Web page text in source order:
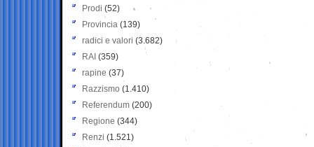
Prodi (52)
Provincia (139)
radici e valori (3.682)
RAI (359)
rapine (37)
Razzismo (1.410)
Referendum (200)
Regione (344)
Renzi (1.521)